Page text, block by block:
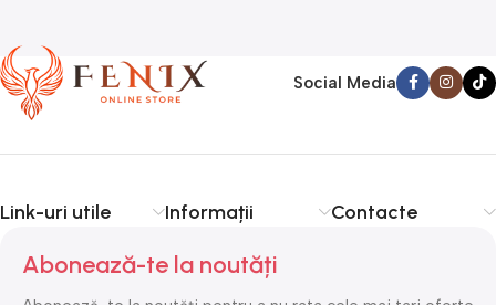
Social Media
Link-uri utile Informații Contacte
Abonează-te la noutăți